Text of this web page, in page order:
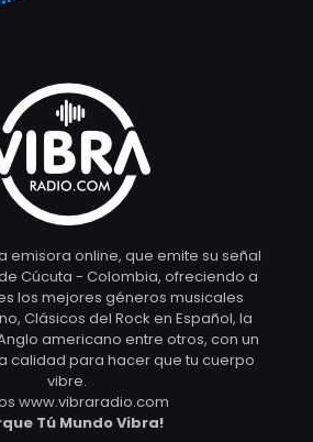
emisora online, que emite su señal
Cúcuta - Colombia, ofreciendo a
los mejores géneros musicales
Clásicos del Rock en Español, la
americano entre otros, con un
calidad para hacer que tu cuerpo
vibre.
www.vibraradio.com
Tú Mundo Vibra!